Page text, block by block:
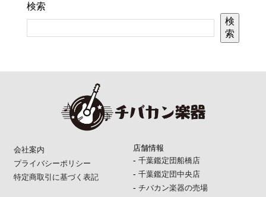
検索
検
索
会社案内
プライバシーポリシー
特定商取引に基づく表記
店舗情報
- 千葉鑑定団船橋店
- 千葉鑑定団中央店
- チバカン楽器の売場